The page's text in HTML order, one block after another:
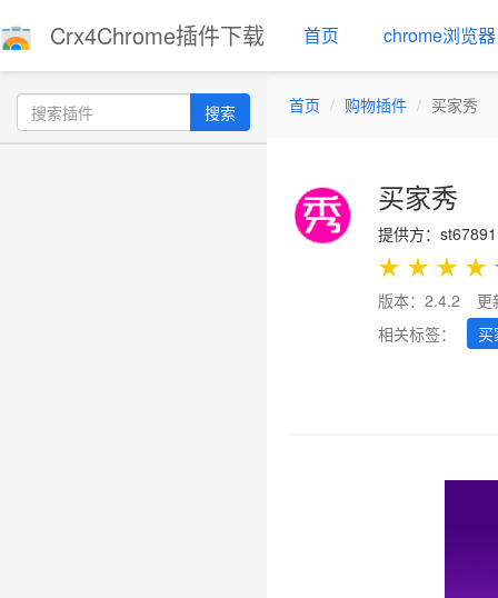
Crx4Chrome插件下载 首页 chrome浏览器
搜索 首页 购物插件 买家秀
买家秀
提供方：st67891
★ ★ ★ ★
版本：2.4.2
更
相关标签：
买